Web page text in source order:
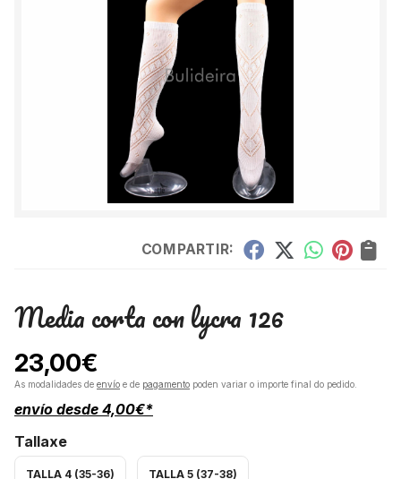
COMPARTIR:
Media corta con lycra 126
23,00€
As modalidades de envío e de pagamento poden variar o importe final do pedido.
envío desde 4,00€*
Tallaxe
TALLA 4 (35-36) TALLA 5 (37-38)